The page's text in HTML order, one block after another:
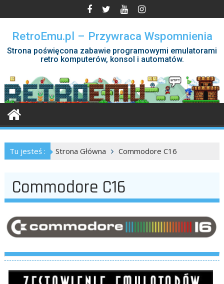
to
contentRetroEmu.pl – Przywraca Wspomnienia
Strona poświęcona zabawie programowymi emulatorami
retro komputerów, konsol i automatów.
Tu jesteś : Strona Główna Commodore C16
Commodore C16